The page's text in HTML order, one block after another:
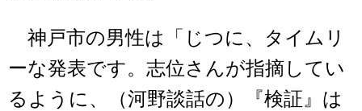
神戸市の男性は「じつに、タイムリ
ーな発表です。志位さんが指摘してい
るように、（河野談話の）『検証』は